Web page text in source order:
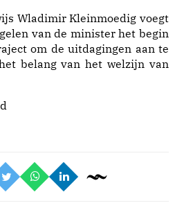
Wladimir Kleinmoedig voegt
van de minister het begin
om de uitdagingen aan te
belang van het welzijn van